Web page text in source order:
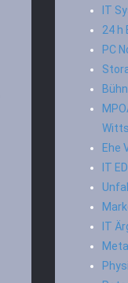
IT
24 h
PC
Ehe
IT
IT